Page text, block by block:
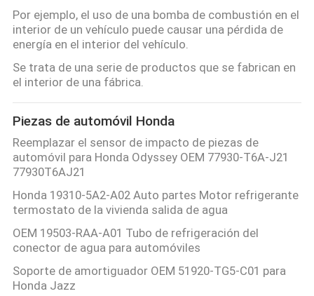
Por ejemplo, el uso de una bomba de combustión en el
interior de un vehículo puede causar una pérdida de
energía en el interior del vehículo.
Se trata de una serie de productos que se fabrican en
el interior de una fábrica.
Piezas de automóvil Honda
Reemplazar el sensor de impacto de piezas de
automóvil para Honda Odyssey OEM 77930-T6A-J21
77930T6AJ21
Honda 19310-5A2-A02 Auto partes Motor refrigerante
termostato de la vivienda salida de agua
OEM 19503-RAA-A01 Tubo de refrigeración del
conector de agua para automóviles
Soporte de amortiguador OEM 51920-TG5-C01 para
Honda Jazz